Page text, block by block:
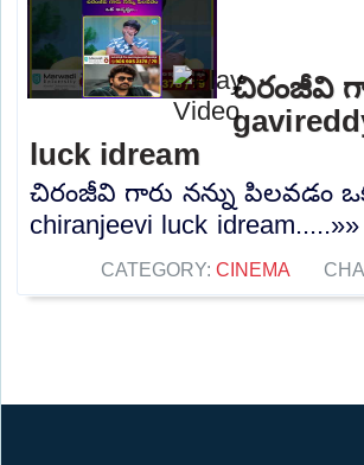
చిరంజీవి
luck idream
చిరంజీవి గారు నన్ను పిలవడం ఒక
chiranjeevi luck idream.....»»
CATEGORY: CINEMA